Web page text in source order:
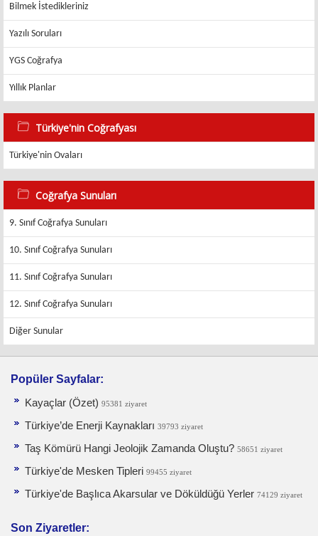
Bilmek İstedikleriniz
Yazılı Soruları
YGS Coğrafya
Yıllık Planlar
Türkiye'nin Coğrafyası
Türkiye'nin Ovaları
Coğrafya Sunuları
9. Sınıf Coğrafya Sunuları
10. Sınıf Coğrafya Sunuları
11. Sınıf Coğrafya Sunuları
12. Sınıf Coğrafya Sunuları
Diğer Sunular
Popüler Sayfalar:
Kayaçlar (Özet) 95381 ziyaret
Türkiye’de Enerji Kaynakları 39793 ziyaret
Taş Kömürü Hangi Jeolojik Zamanda Oluştu? 58651 ziyaret
Türkiye'de Mesken Tipleri 99455 ziyaret
Türkiye'de Başlıca Akarsular ve Döküldüğü Yerler 74129 ziyaret
Son Ziyaretler: